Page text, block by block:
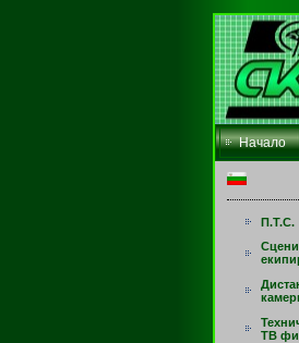
Начало
П.Т.С.
ТВ